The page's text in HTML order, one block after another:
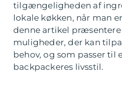
tilgængeligheden af
lokale køkken, når man
denne artikel
muligheder, der kan
behov, og som passer til
backpackeres livsstil.